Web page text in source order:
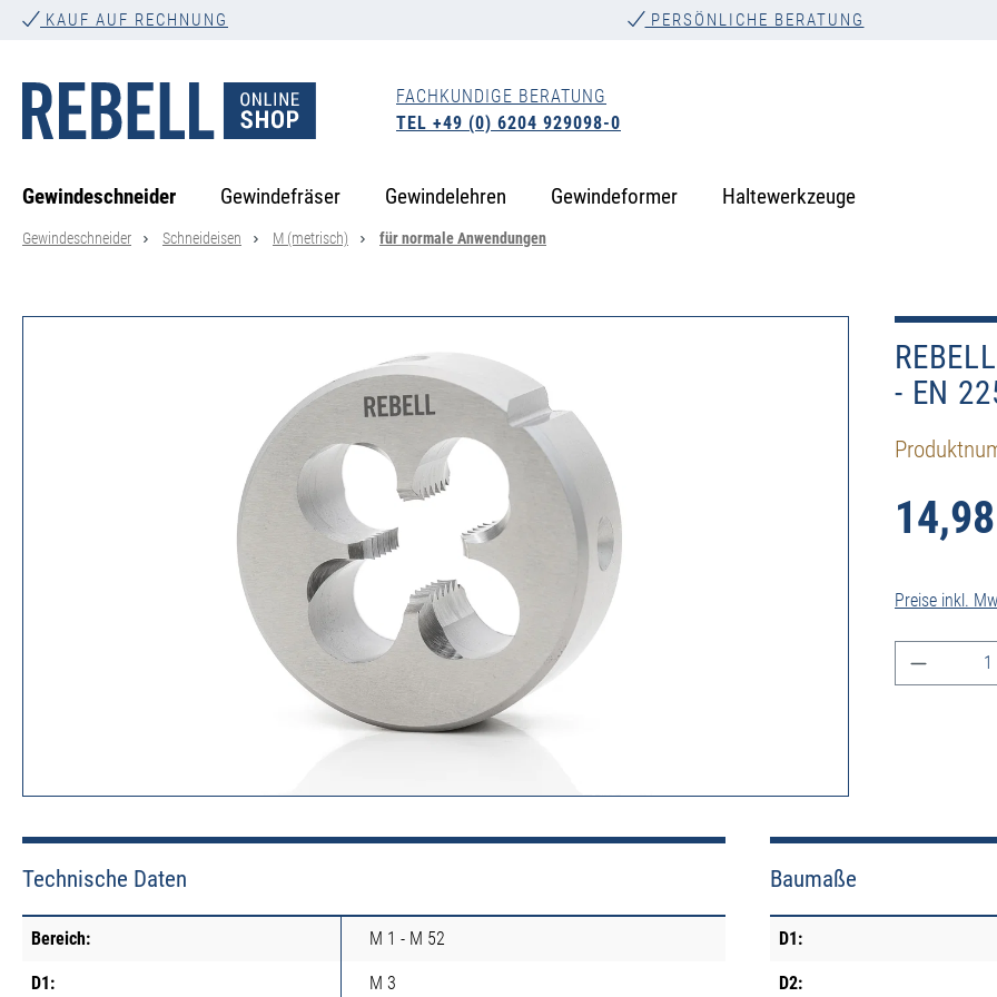
Zur Hauptnavigation springen
KAUF AUF RECHNUNG PERSÖNLICHE BERATUNG
FACHKUNDIGE BERATUNG
TEL +49 (0) 6204 929098-0
Gewindeschneider Gewindefräser Gewindelehren Gewindeformer Haltewerkzeuge
Gewindeschneider Schneideisen M (metrisch) für normale Anwendungen
- EN
Preise inkl.
Produkt
Technische Daten
Bereich: M 1 - M 52
D1: M 3
Baumaße
D1:
D2: